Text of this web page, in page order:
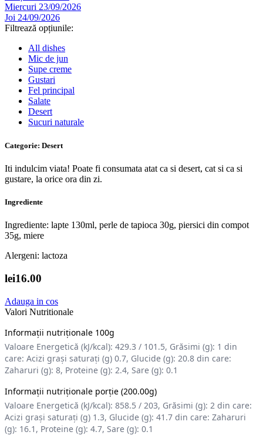
Miercuri 23/09/2026
Joi 24/09/2026
Filtrează opțiunile:
All dishes
Mic de jun
Supe creme
Gustari
Fel principal
Salate
Desert
Sucuri naturale
Categorie: Desert
Iti indulcim viata! Poate fi consumata atat ca si desert, cat si ca si
gustare, la orice ora din zi.
Ingrediente
Ingrediente: lapte 130ml, perle de tapioca 30g, piersici din compot
35g, miere
Alergeni: lactoza
lei16.00
Adauga in cos
Valori Nutritionale
Informații nutriționale 100g
Valoare Energetică (kJ/kcal): 429.3 / 101.5, Grăsimi (g): 1 din
care: Acizi grași saturați (g) 0.7, Glucide (g): 20.8 din care:
Zaharuri (g): 8, Proteine (g): 2.4, Sare (g): 0.1
Informații nutriționale porție (200.00g)
Valoare Energetică (kJ/kcal): 858.5 / 203, Grăsimi (g): 2 din care:
Acizi grași saturați (g) 1.3, Glucide (g): 41.7 din care: Zaharuri
(g): 16.1, Proteine (g): 4.7, Sare (g): 0.1